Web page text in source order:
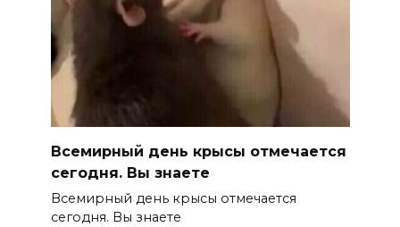
Всемирный день крысы отмечается
сегодня. Вы знаете
Всемирный день крысы отмечается
сегодня. Вы знаете